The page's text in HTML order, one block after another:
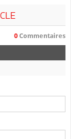
0 Commentaires